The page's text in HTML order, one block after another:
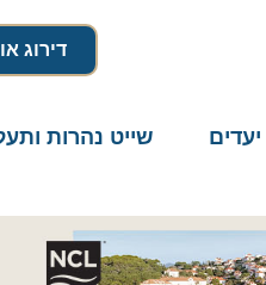
דירוג אוניות
שייט נהרות ותעלות